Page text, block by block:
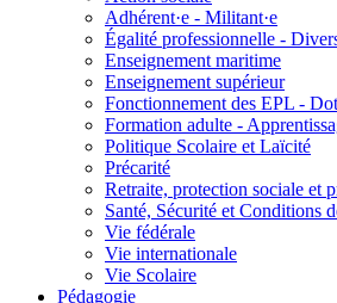
Adhérent·e - Militant·e
Égalité professionnelle -
Enseignement maritime
Enseignement supérieur
Fonctionnement des EPL -
Formation adulte -
Politique Scolaire et Laïcité
Précarité
Retraite, protection sociale et
Santé, Sécurité et Conditions
Vie fédérale
Vie internationale
Vie Scolaire
Pédagogie